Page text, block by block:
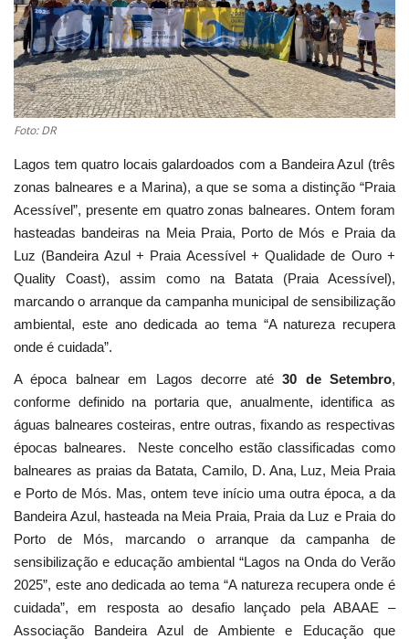
Estatuto Editorial
Saúde
Ficha técnica
Cultura
Lazer
Ambiente
Foto: DR
Lagos tem quatro locais galardoados com a Bandeira Azul (três
zonas balneares e a Marina), a que se soma a distinção “Praia
Acessível”, presente em quatro zonas balneares. Ontem foram
hasteadas bandeiras na Meia Praia, Porto de Mós e Praia da
Luz (Bandeira Azul + Praia Acessível + Qualidade de Ouro +
Quality Coast), assim como na Batata (Praia Acessível),
marcando o arranque da campanha municipal de sensibilização
ambiental, este ano dedicada ao tema “A natureza recupera
onde é cuidada”.
A época balnear em Lagos decorre até30 de Setembro,
conforme definido na portaria que, anualmente, identifica as
águas balneares costeiras, entre outras, fixando as respectivas
épocas balneares. Neste concelho estão classificadas como
balneares as praias da Batata, Camilo, D. Ana, Luz, Meia Praia
e Porto de Mós. Mas, ontem teve início uma outra época, a da
Bandeira Azul, hasteada na Meia Praia, Praia da Luz e Praia do
Porto de Mós, marcando o arranque da campanha de
sensibilização e educação ambiental “Lagos na Onda do Verão
2025”, este ano dedicada ao tema “A natureza recupera onde é
cuidada”, em resposta ao desafio lançado pela ABAAE –
Associação Bandeira Azul de Ambiente e Educação que